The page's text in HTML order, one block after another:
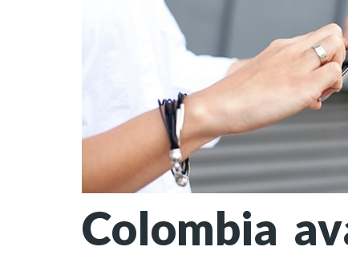
Colombia